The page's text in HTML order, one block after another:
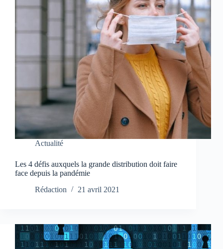
Actualité
Les 4 défis auxquels la grande distribution doit faire
face depuis la pandémie
Rédaction
21 avril 2021